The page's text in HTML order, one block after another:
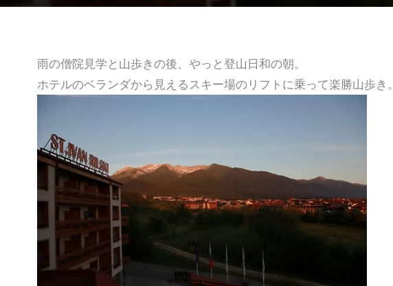
雨の僧院見学と山歩きの後、やっと登山日和の朝。
ホテルのベランダから見えるスキー場のリフトに乗って楽勝山歩き。